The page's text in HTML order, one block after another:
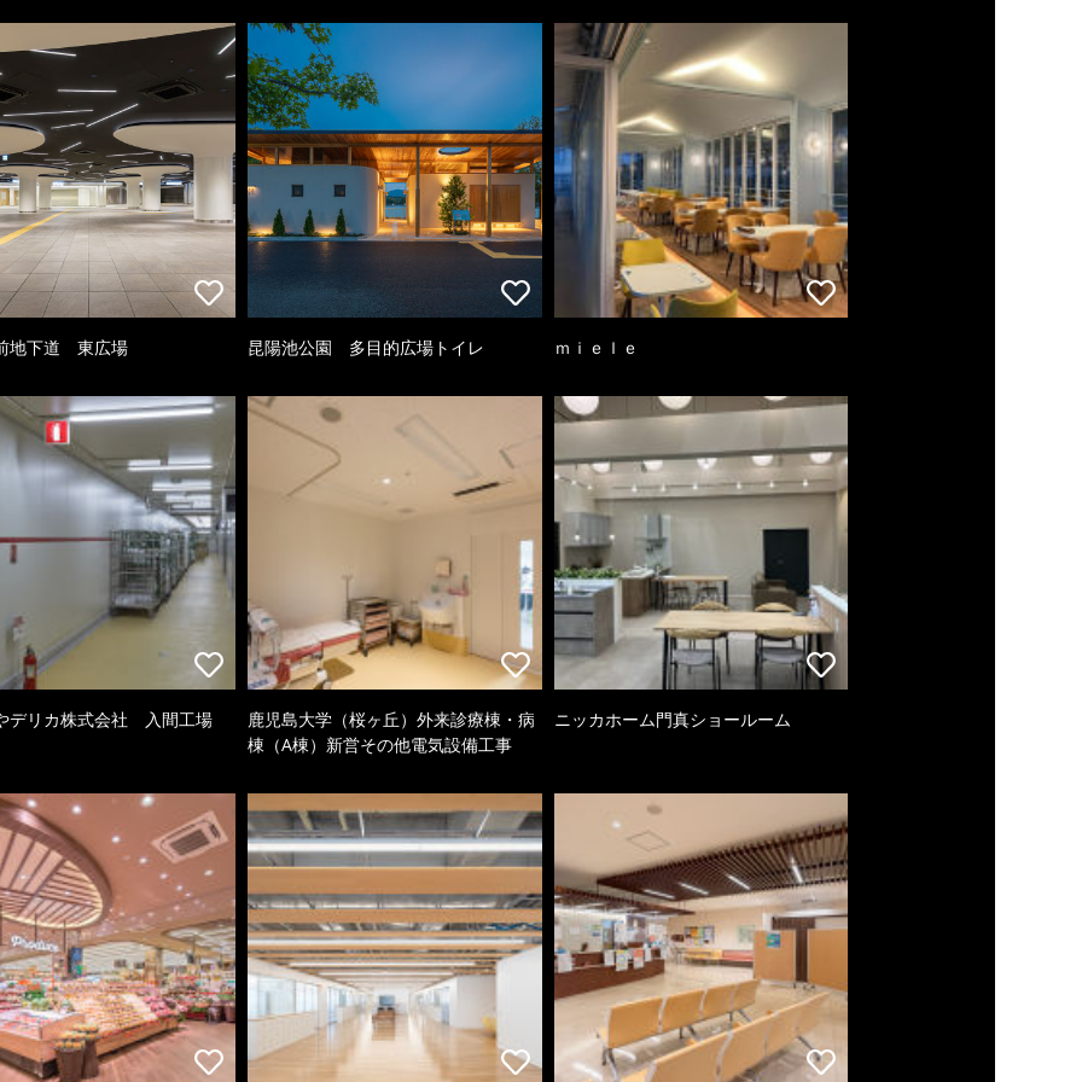
地下道 東広場 昆陽池公園 多目的広場トイレ ｍｉｅｌｅ
デリカ株式会社 入間工場
鹿児島大学（桜ヶ丘）外来診療棟・病
棟（A棟）新営その他電気設備工事
ニッカホーム門真ショールーム